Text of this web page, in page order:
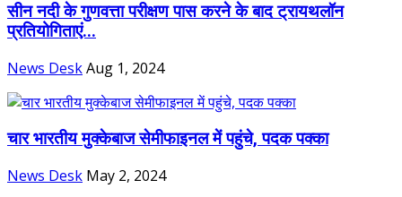
सीन नदी के गुणवत्ता परीक्षण पास करने के बाद ट्रायथलॉन
प्रतियोगिताएं...
News DeskAug 1, 2024
चार भारतीय मुक्केबाज सेमीफाइनल में पहुंचे, पदक पक्का
News Desk May 2, 2024